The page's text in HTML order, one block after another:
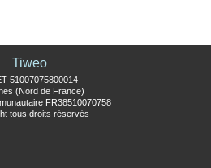
Tiweo
51007075800014
(Nord de France)
FR38510070758
tous droits réservés